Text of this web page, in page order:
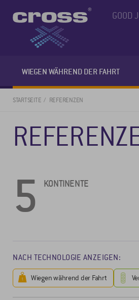
GOOD
WIEGEN WÄHREND DER FAHRT
STARTSEITE REFERENZEN
5 KONTINENTE
NACH TECHNOLOGIE ANZEIGEN:
Wiegen während der Fahrt